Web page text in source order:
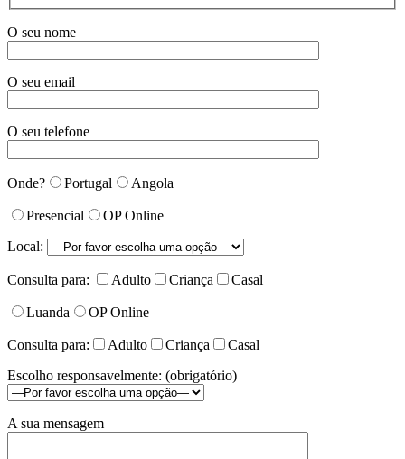
O seu nome
O seu email
O seu telefone
Onde? Portugal Angola
Presencial
OP Online
Local:
Consulta para: Adulto Criança Casal
Luanda OP Online
Consulta para: Adulto Criança
Casal
Escolho responsavelmente: (obrigatório)
A sua mensagem